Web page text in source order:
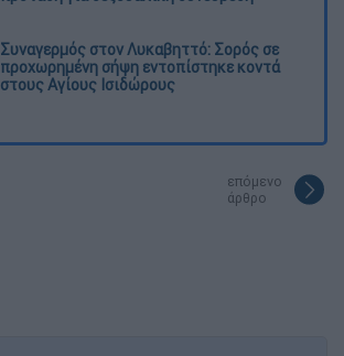
Συναγερμός στον Λυκαβηττό: Σορός σε
προχωρημένη σήψη εντοπίστηκε κοντά
στους Αγίους Ισιδώρους
επόμενο
άρθρο